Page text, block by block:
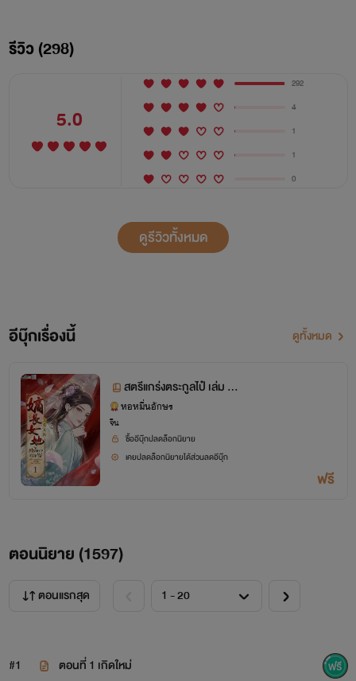
รีวิว (298)
5.0
292
4
1
1
0
ดูรีวิวทั้งหมด
อีบุ๊กเรื่องนี้ ดูทั้งหมด
สตรีแกร่งตระกูลไป๋ เล่ม 1
ตอน 1-60
หอหมื่นอักษร
จีน
ซื้ออีบุ๊กปลดล็อกนิยาย
เคยปลดล็อกนิยายได้ส่วนลดอีบุ๊ก
ฟรี
ตอนนิยาย (1597)
ตอนแรกสุด
#1 ตอนที่ 1 เกิดใหม่